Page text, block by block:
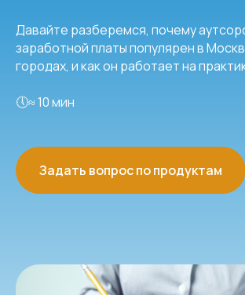
Давайте разберемся, почему
заработной платы популярен в
городах, и как он работает на
🕔≈ 10 мин
Задать вопрос по продуктам